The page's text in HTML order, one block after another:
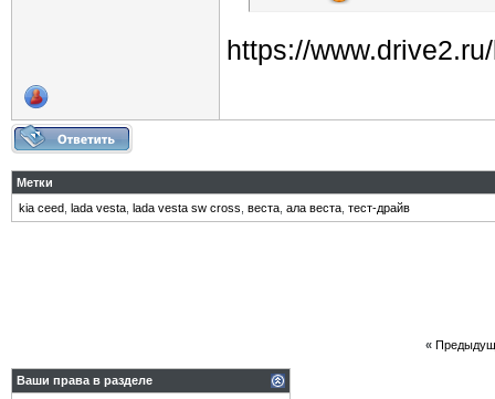
https://
Метки
kia ceed lada vesta lada vesta sw cross веста ала веста тест-драйв
«
Ваши права в разделе